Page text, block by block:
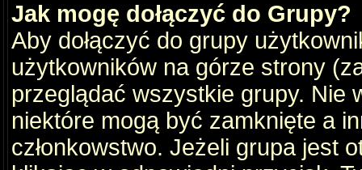
Jak mogę dołączyć do Grupy?
Aby dołączyć do grupy
użytkowników na górze strony
przeglądać wszystkie grupy. Nie
niektóre mogą być zamknięte a
członkowstwo. Jeżeli grupa jest